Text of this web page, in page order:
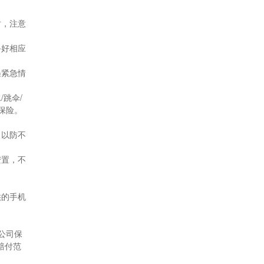
注意
相应
急情
跳伞/
。
防不
，不
手机
司保
付范